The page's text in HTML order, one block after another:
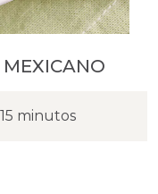
15 minutos